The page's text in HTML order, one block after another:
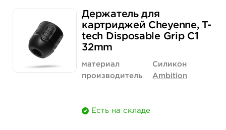
Количество
133 руб.
купить купить
Держатель для
картриджей Cheyenne, T-
tech Disposable Grip C1
32mm
материал
Силикон
производитель
Ambition
Есть на складе